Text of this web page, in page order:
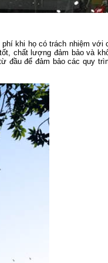
khi họ có trách nhiệm với
chất lượng đảm bảo và
đầu để đảm bảo các quy